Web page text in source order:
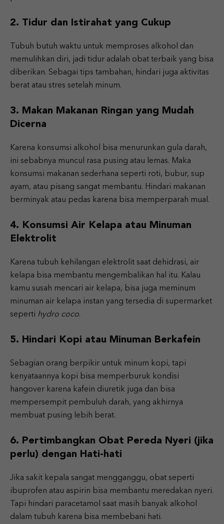
2. Tidur dan Istirahat yang Cukup
Tubuh butuh waktu untuk memproses alkohol dan
memulihkan diri, jadi tidur adalah obat terbaik yang bisa
diberikan. Sebagai tips tambahan, hindari juga aktivitas
berat atau stres setelah minum.
3. Makan Makanan Ringan yang Mudah
Dicerna
Karena konsumsi alkohol bisa menurunkan gula darah,
ini sebabnya muncul rasa pusing atau lemas. Maka
konsumsi makanan sederhana seperti roti, bubur, sup
ayam, atau pisang sangat membantu. Hindari makanan
berminyak atau pedas karena bisa memperparah mual.
4. Konsumsi Air Kelapa atau Minuman
Elektrolit
Karena tubuh kehilangan elektrolit saat dehidrasi, air
kelapa bisa membantu mengembalikan hal itu. Kalau
kamu susah mencari air kelapa, bisa juga meminum
minuman air kelapa instan yang tersedia di supermarket
seperti hydro coco.
5. Hindari Kopi atau Minuman Berkafein
Sebagian orang berpikir untuk minum kopi, tapi
kenyataannya kopi bisa memperburuk kondisi
hangover karena kafein diuretik juga dan bisa
mempersempit pembuluh darah, yang akhirnya
membuat pusing lebih berat.
6. Pertimbangkan Obat Pereda Nyeri (jika
perlu) dengan Hati-hati
Jika sakit kepala sangat mengganggu, obat seperti
ibuprofen atau aspirin bisa membantu meredakan nyeri.
Tapi hindari paracetamol saat masih banyak alkohol
dalam tubuh karena bisa membebani hati.